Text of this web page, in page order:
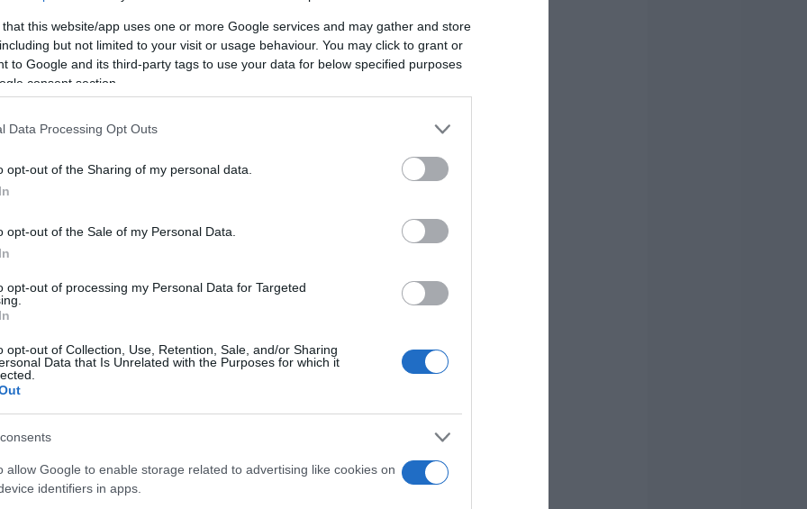
that this website/app uses one or more Google services and may gather and store
but not limited to your visit or usage behaviour. You may click to grant or
to Google and its third-party tags to use your data for below specified purposes
consent section.
Data Processing Opt Outs
opt-out of the Sharing of my personal data.
opt-out of the Sale of my Personal Data.
opt-out of processing my Personal Data for Targeted
opt-out of Collection, Use, Retention, Sale, and/or Sharing
Data that Is Unrelated with the Purposes for which it
allow Google to enable storage related to advertising like cookies on
identifiers in apps.
és mit nem. Számíthatsz rá, ha segítségre van
a napját is. Természetesen nem mondd le a
alakítani, hogy Neked is jó legyen.
mindegy, hogy egy-egy ilyen vita milyen
még veszekedés közben sem felejti el, hogy
törekszik a sértegetésed helyett.
is. Ha fontos vagy a párodnak, akkor
a véleményedet. Még ha nem is ért egyet Veled
a gondolataidat.
eveztek. Onnan tudhatod, hogy valaki szeret, ha
segítő jobbot nyújt feléd. Mindezt
jutalmat, azért teszi, mert fontos vagy neki.
is elengedhetetlen. Tiszteled a másik
feltétlenül jelenti azt, hogy közös mindenben az